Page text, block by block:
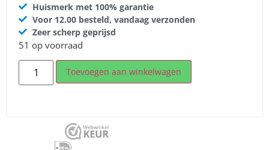
Huismerk met 100% garantie
Voor 12.00 besteld, vandaag verzonden
Zeer scherp geprijsd
51 op voorraad
Toevoegen aan winkelwagen